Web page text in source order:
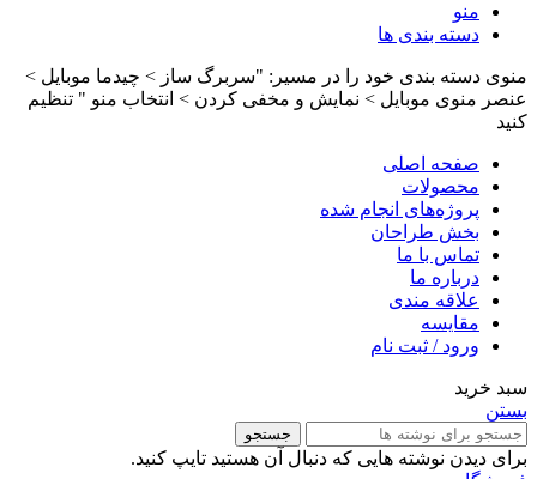
منو
دسته بندی ها
منوی دسته بندی خود را در مسیر: "سربرگ ساز > چیدما موبایل >
عنصر منوی موبایل > نمایش و مخفی کردن > انتخاب منو " تنظیم
کنید
صفحه اصلی
محصولات
پروژه‌های انجام شده
بخش طراحان
تماس با ما
درباره ما
علاقه مندی
مقایسه
ورود / ثبت نام
سبد خرید
بستن
جستجو
برای دیدن نوشته هایی که دنبال آن هستید تایپ کنید.